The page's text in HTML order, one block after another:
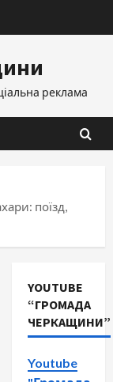
реклама
поїзд,
YOUTUBE
“ГРОМАДА
ЧЕРКАЩИНИ”
Youtube